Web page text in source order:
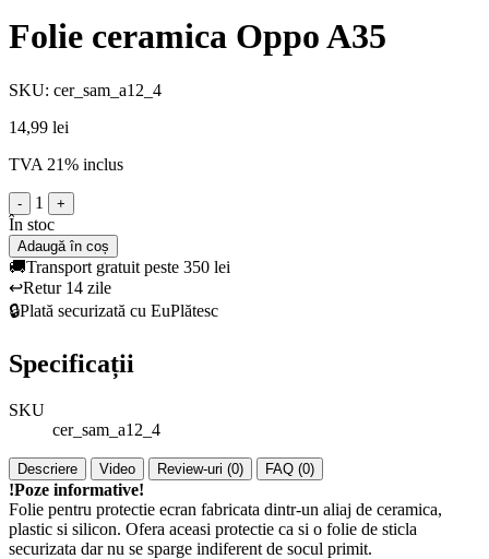
Folie ceramica Oppo A35
SKU: cer_sam_a12_4
14,99 lei
TVA 21% inclus
- 1 +
În stoc
Adaugă în coș
🚚Transport gratuit peste 350 lei
↩️Retur 14 zile
🔒Plată securizată cu EuPlătesc
Specificații
SKU
cer_sam_a12_4
Descriere Video Review-uri (0) FAQ (0)
!Poze informative!
Folie pentru protectie ecran fabricata dintr-un aliaj de ceramica,
plastic si silicon. Ofera aceasi protectie ca si o folie de sticla
securizata dar nu se sparge indiferent de socul primit.